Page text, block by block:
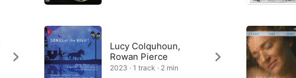
Lucy Colquhoun,
Rowan Pierce
2023 · 1 track · 2 min